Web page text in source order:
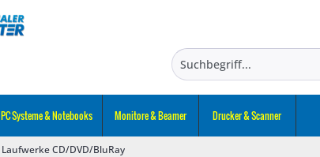
PC Systeme & Notebooks Monitore & Beamer Drucker & Scanner
Laufwerke CD/DVD/BluRay